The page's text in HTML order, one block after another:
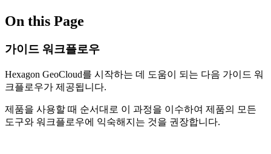
On this Page
가이드 워크플로우
Hexagon GeoCloud를 시작하는 데 도움이 되는 다음 가이드 워
크플로우가 제공됩니다.
제품을 사용할 때 순서대로 이 과정을 이수하여 제품의 모든
도구와 워크플로우에 익숙해지는 것을 권장합니다.